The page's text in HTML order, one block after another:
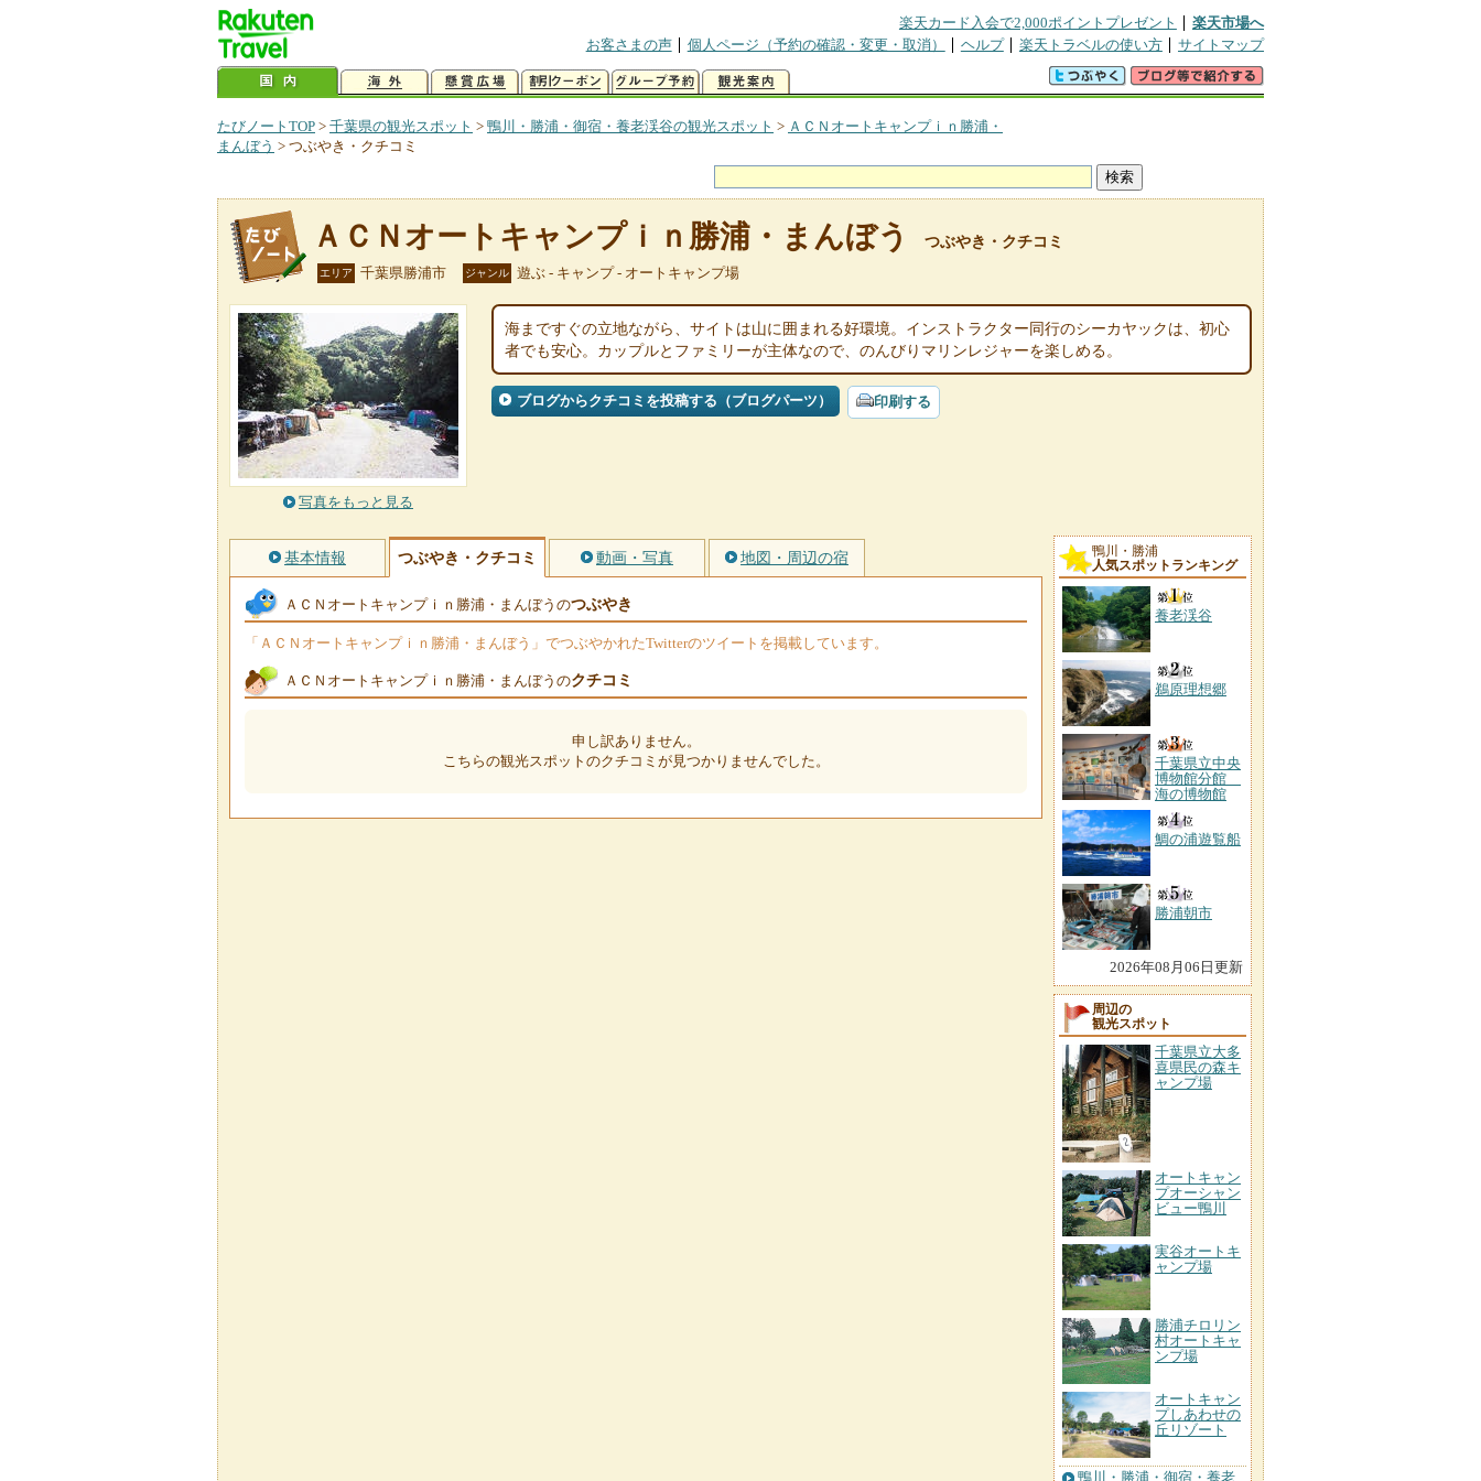
楽天カード入会で2,000ポイントプレゼント
楽天市場へ
お客さまの声
個人ページ（予約の確認・変更・取消） ヘルプ 楽天トラベルの使い方 サイトマップ
たびノートTOP > 千葉県の観光スポット > 鴨川・勝浦・御宿・養老渓谷の観光スポット > ＡＣＮオートキャンプｉｎ勝浦・
まんぼう > つぶやき・クチコミ
ＡＣＮオートキャンプｉｎ勝浦・まんぼう つぶやき・クチコミ
エリア 千葉県勝浦市 ジャンル 遊ぶ - キャンプ - オートキャンプ場
写真をもっと見る
海まですぐの立地ながら、サイトは山に囲まれる好環境。インストラクター同行のシーカヤックは、初心
者でも安心。カップルとファミリーが主体なので、のんびりマリンレジャーを楽しめる。
ブログからクチコミを投稿する（ブログパーツ） 印刷する
基本情報 つぶやき・クチコミ 動画・写真 地図・周辺の宿
ＡＣＮオートキャンプｉｎ勝浦・まんぼうのつぶやき
「ＡＣＮオートキャンプｉｎ勝浦・まんぼう」でつぶやかれたTwitterのツイートを掲載しています。
ＡＣＮオートキャンプｉｎ勝浦・まんぼうのクチコミ
申し訳ありません。
こちらの観光スポットのクチコミが見つかりませんでした。
鴨川・勝浦
人気スポットランキング
養老渓谷
鵜原理想郷
千葉県立中央
博物館分館
海の博物館
鯛の浦遊覧船
勝浦朝市
2026年08月06日更新
周辺の
観光スポット
千葉県立大多
喜県民の森キ
ャンプ場
オートキャン
プオーシャン
ビュー鴨川
実谷オートキ
ャンプ場
勝浦チロリン
村オートキャ
ンプ場
オートキャン
プしあわせの
丘リゾート
鴨川・勝浦・御宿・養老